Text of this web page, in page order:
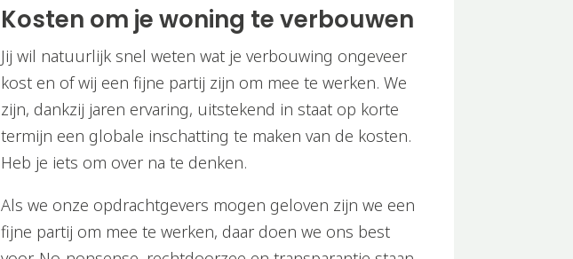
Kosten om je woning te verbouwen
Jij wil natuurlijk snel weten wat je verbouwing ongeveer
kost en of wij een fijne partij zijn om mee te werken. We
zijn, dankzij jaren ervaring, uitstekend in staat op korte
termijn een globale inschatting te maken van de kosten.
Heb je iets om over na te denken.
Als we onze opdrachtgevers mogen geloven zijn we een
fijne partij om mee te werken, daar doen we ons best